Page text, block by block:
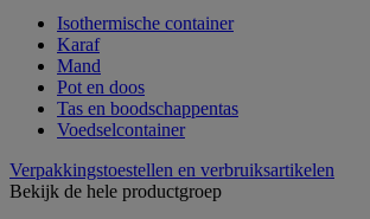
Isothermische container
Karaf
Mand
Pot en doos
Tas en boodschappentas
Voedselcontainer
Verpakkingstoestellen en verbruiksartikelen
Bekijk de hele productgroep